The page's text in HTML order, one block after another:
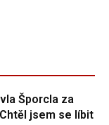
Šporcla za
jsem se líbit